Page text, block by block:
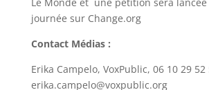
journée sur Change.org
Contact Médias :
Erika Campelo, VoxPublic, 06 10 29 52
erika.campelo@voxpublic.org